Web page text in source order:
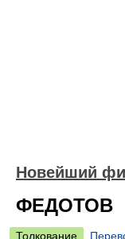
Новейший
ФЕДОТОВ
Толкование